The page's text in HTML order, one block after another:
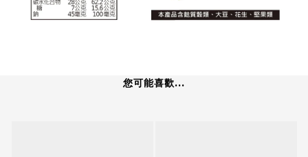
您可能喜歡...